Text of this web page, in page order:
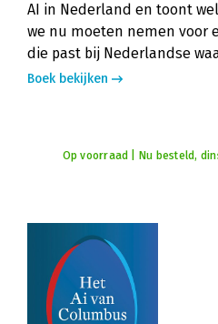
AI in Nederland en toont
we nu moeten nemen voor
die past bij Nederlandse
Boek bekijken
Op voorraad | Nu besteld,